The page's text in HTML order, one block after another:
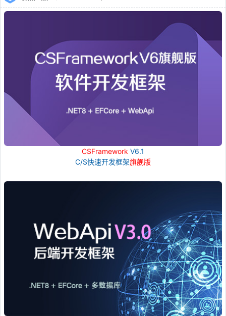
CSFramework V6.1
C/S快速开发框架旗舰版